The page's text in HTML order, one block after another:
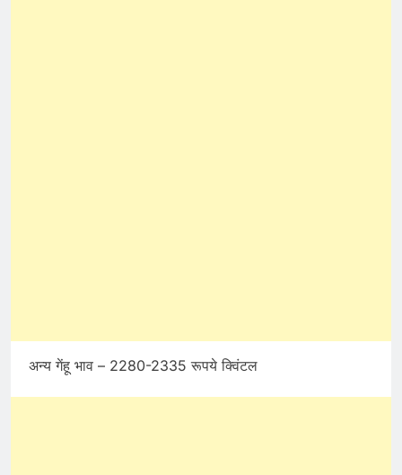
अन्य गेंहू भाव – 2280-2335 रूपये क्विंटल